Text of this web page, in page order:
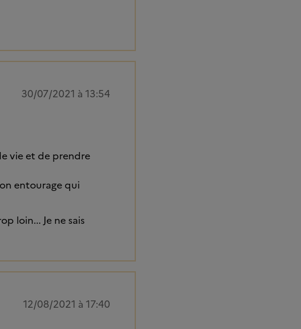
30/07/2021 à 13:54
vie et de prendre
entourage qui
loin... Je ne sais
12/08/2021 à 17:40